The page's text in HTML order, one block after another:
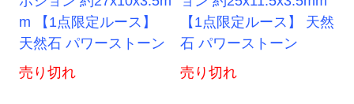
m 【1点限定ルース】
天然石 パワーストーン
売り切れ
【1点限定ルース】 天然
石 パワーストーン
売り切れ